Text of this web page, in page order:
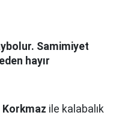
Samimiyet
hayır
ile kalabalık